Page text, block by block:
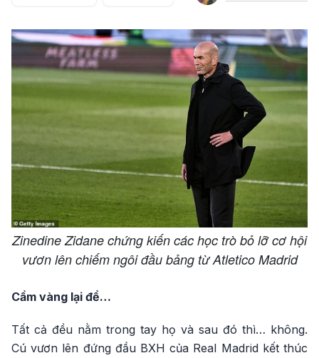
Zinedine Zidane chứng kiến các học trò bỏ lỡ cơ hội
vươn lên chiếm ngôi đầu bảng từ Atletico Madrid
Cầm vàng lại để…
Tất cả đều nằm trong tay họ và sau đó thì… không.
Cú vươn lên đứng đầu BXH của Real Madrid kết thúc